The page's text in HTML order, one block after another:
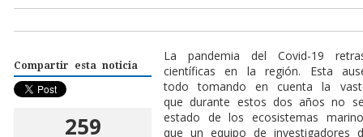
Compartir esta noticia
259
La pandemia del Covid-19
científicas en la región. Esta
todo tomando en cuenta la
que durante estos dos años no
estado de los ecosistemas
que un equipo de investigadores